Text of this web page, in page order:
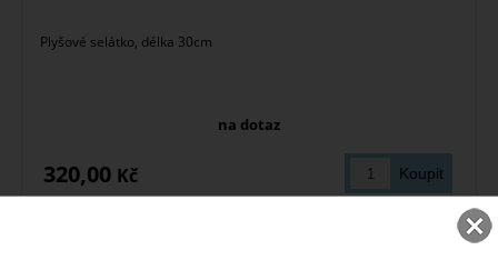
Plyšové selátko, délka 30cm
na dotaz
320,00 Kč